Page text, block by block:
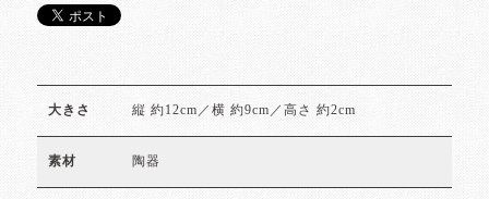
大きさ 縦 約12cm／横 約9cm／高さ 約2cm
素材 陶器